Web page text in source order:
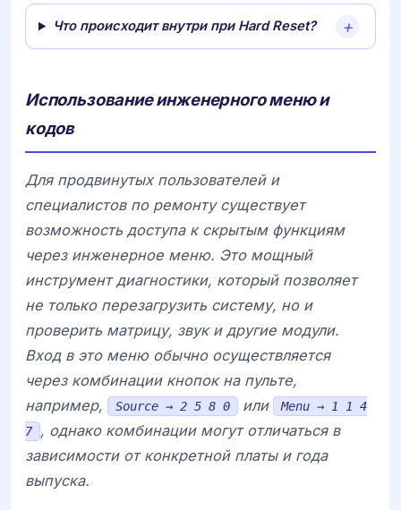
Что происходит внутри при Hard Reset?
Использование инженерного меню и
кодов
Для продвинутых пользователей и
специалистов по ремонту существует
возможность доступа к скрытым функциям
через инженерное меню. Это мощный
инструмент диагностики, который позволяет
не только перезагрузить систему, но и
проверить матрицу, звук и другие модули.
Вход в это меню обычно осуществляется
через комбинации кнопок на пульте,
например,
Source → 2 5 8 0 или
Menu → 1 1 4
7
, однако комбинации могут отличаться в
зависимости от конкретной платы и года
выпуска.